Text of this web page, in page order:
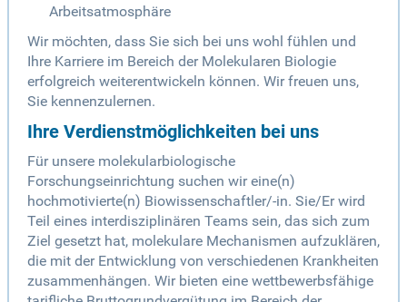
Arbeitsatmosphäre
Wir möchten, dass Sie sich bei uns wohl fühlen und
Ihre Karriere im Bereich der Molekularen Biologie
erfolgreich weiterentwickeln können. Wir freuen uns,
Sie kennenzulernen.
Ihre Verdienstmöglichkeiten bei uns
Für unsere molekularbiologische
Forschungseinrichtung suchen wir eine(n)
hochmotivierte(n) Biowissenschaftler/-in. Sie/Er wird
Teil eines interdisziplinären Teams sein, das sich zum
Ziel gesetzt hat, molekulare Mechanismen aufzuklären,
die mit der Entwicklung von verschiedenen Krankheiten
zusammenhängen. Wir bieten eine wettbewerbsfähige